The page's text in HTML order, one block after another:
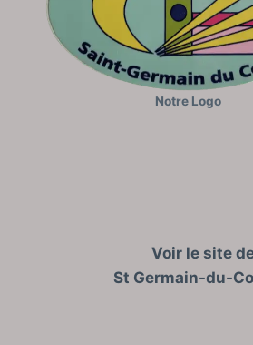
Notre Logo
Voir le site
St Germain-du-